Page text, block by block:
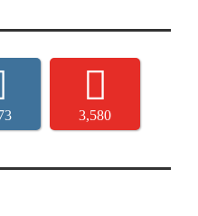
3,580